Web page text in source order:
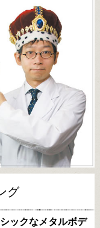
グ
ックなメタルボデ